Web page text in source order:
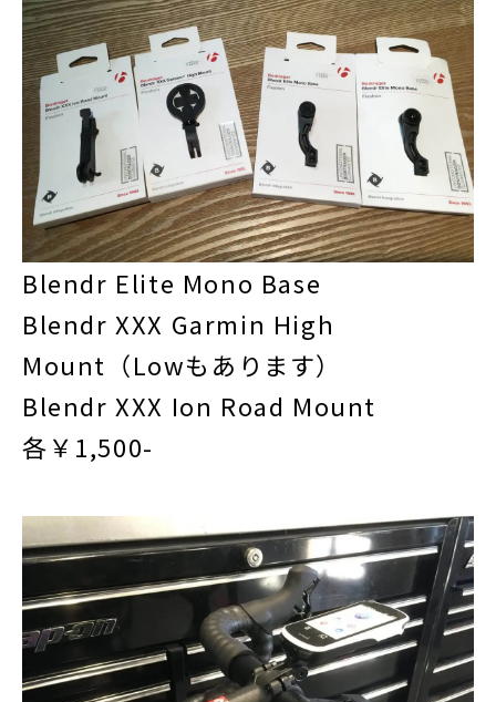
Blendr Elite Mono Base
Blendr XXX Garmin High
Mount（Lowもあります）
Blendr XXX Ion Road Mount
各￥1,500-